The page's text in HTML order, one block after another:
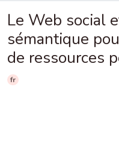
Le Web social
sémantique
de ressources
fr